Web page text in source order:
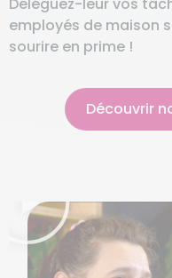
employés de maison
sourire en prime !
Découvrir